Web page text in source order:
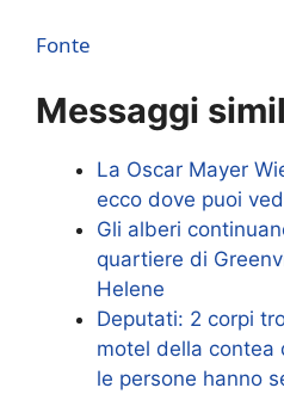
Fonte
Messaggi
La Oscar Mayer
ecco dove puoi
Gli alberi
quartiere di
Helene
Deputati: 2 corpi
motel della contea
le persone hanno